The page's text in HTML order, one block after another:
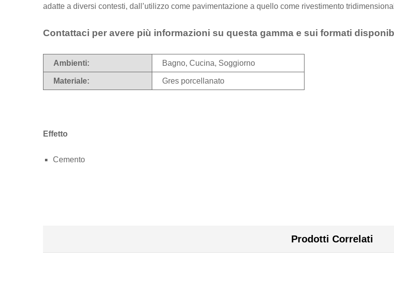
adatte a diversi contesti, dall’utilizzo come pavimentazione a quello come rivestimento
Contattaci per avere più informazioni su questa gamma e sui formati
Ambienti: Bagno, Cucina, Soggiorno
Materiale: Gres porcellanato
Effetto
Cemento
Prodotti Correlati